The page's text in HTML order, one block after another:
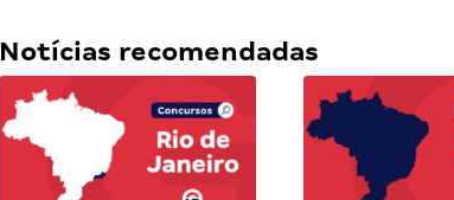
Notícias recomendadas